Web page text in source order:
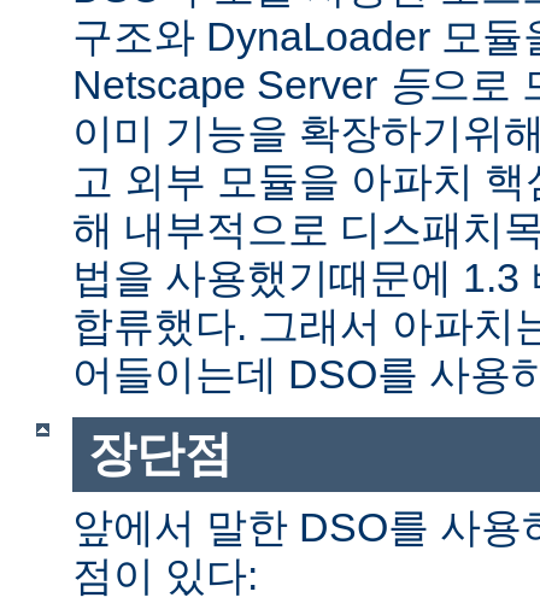
구조와 DynaLoader 모듈
Netscape Server 등으로
이미 기능을 확장하기위
고 외부 모듈을 아파치
해 내부적으로 디스패치
법을 사용했기때문에 1.3
합류했다. 그래서 아파치
어들이는데 DSO를 사용
장단점
앞에서 말한 DSO를 사
점이 있다: